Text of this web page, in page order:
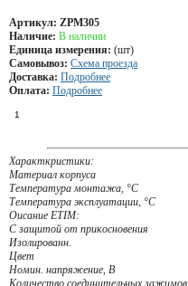
Артикул: ZPM305
Наличие: В наличии
Единица измерения: (шт)
Самовывоз: Схема проезда
Доставка: Подробнее
Оплата: Подробнее
Характкристики:
Материал корпуса
Температура монтажа, °С
Температура эксплуатации, °С
Оисание ETIM:
С защитой от прикосновения
Изолированн.
Цвет
Номин. напряжение, В
Количество соединительных зажимов